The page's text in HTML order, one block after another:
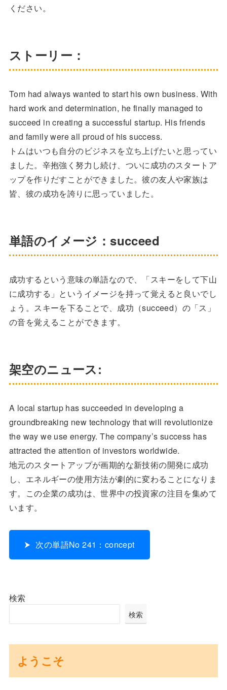
ください。
ストーリー：
Tom had always wanted to start his own business. With
hard work and determination, he finally managed to
succeed in creating a successful startup. His friends
and family were all proud of his success.
トムはいつも自分のビジネスを立ち上げたいと思ってい
ました。辛抱強く努力し続け、ついに成功のスタートア
ップを作りだすことができました。彼の友人や家族は
皆、彼の成功を誇りに思っていました。
単語のイメージ：succeed
成功するという意味の単語なので、「スキーをして下山
に成功する」というイメージを持って覚えると良いでし
ょう。スキーを下ることで、成功（succeed）の「ス」
の音を覚えることができます。
架空のニュース:
A local startup has succeeded in developing a
groundbreaking new technology that will revolutionize
the way we use energy. The company’s success has
attracted the attention of investors worldwide.
地元のスタートアップが画期的な新技術の開発に成功
し、エネルギーの使用方法が劇的に変わることになりま
す。この企業の成功は、世界中の投資家の注目を集めて
います。
次の単語No 241：concept
検索
検索
ようこそ